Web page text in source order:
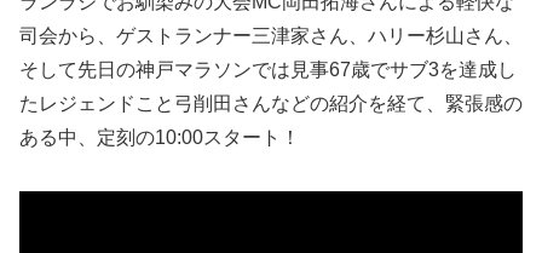
司会から、ゲストランナー三津家さん、ハリー杉山さん、
そして先日の神戸マラソンでは見事67歳でサブ3を達成し
たレジェンドこと弓削田さんなどの紹介を経て、緊張感の
ある中、定刻の10:00スタート！